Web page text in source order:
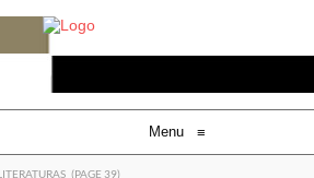
Menu ≡
(PAGE 39)